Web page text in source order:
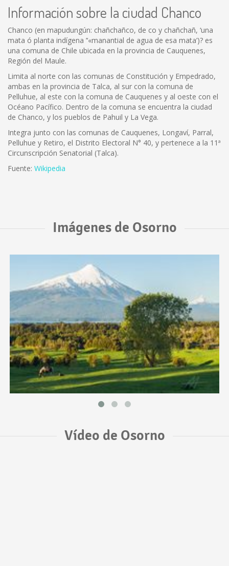
Información sobre la ciudad Chanco
Chanco (en mapudungún: chañchañco, de co y chañchañ, ‘una
mata ó planta indígena ’‘«manantial de agua de esa mata’)? es
una comuna de Chile ubicada en la provincia de Cauquenes,
Región del Maule.
Limita al norte con las comunas de Constitución y Empedrado,
ambas en la provincia de Talca, al sur con la comuna de
Pelluhue, al este con la comuna de Cauquenes y al oeste con el
Océano Pacífico. Dentro de la comuna se encuentra la ciudad
de Chanco, y los pueblos de Pahuil y La Vega.
Integra junto con las comunas de Cauquenes, Longaví, Parral,
Pelluhue y Retiro, el Distrito Electoral N° 40, y pertenece a la 11ª
Circunscripción Senatorial (Talca).
Fuente: Wikipedia
Imágenes de Osorno
Vídeo de Osorno